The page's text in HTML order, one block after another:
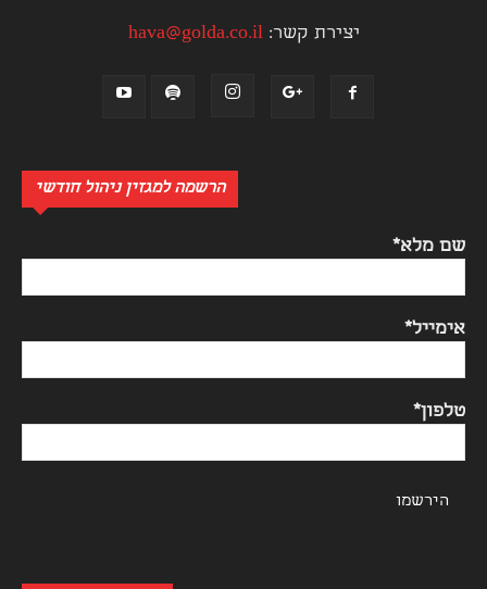
יצירת קשר:hava@golda.co.il
הרשמה למגזין ניהול חודשי
שם מלא*
אימייל*
טלפון*